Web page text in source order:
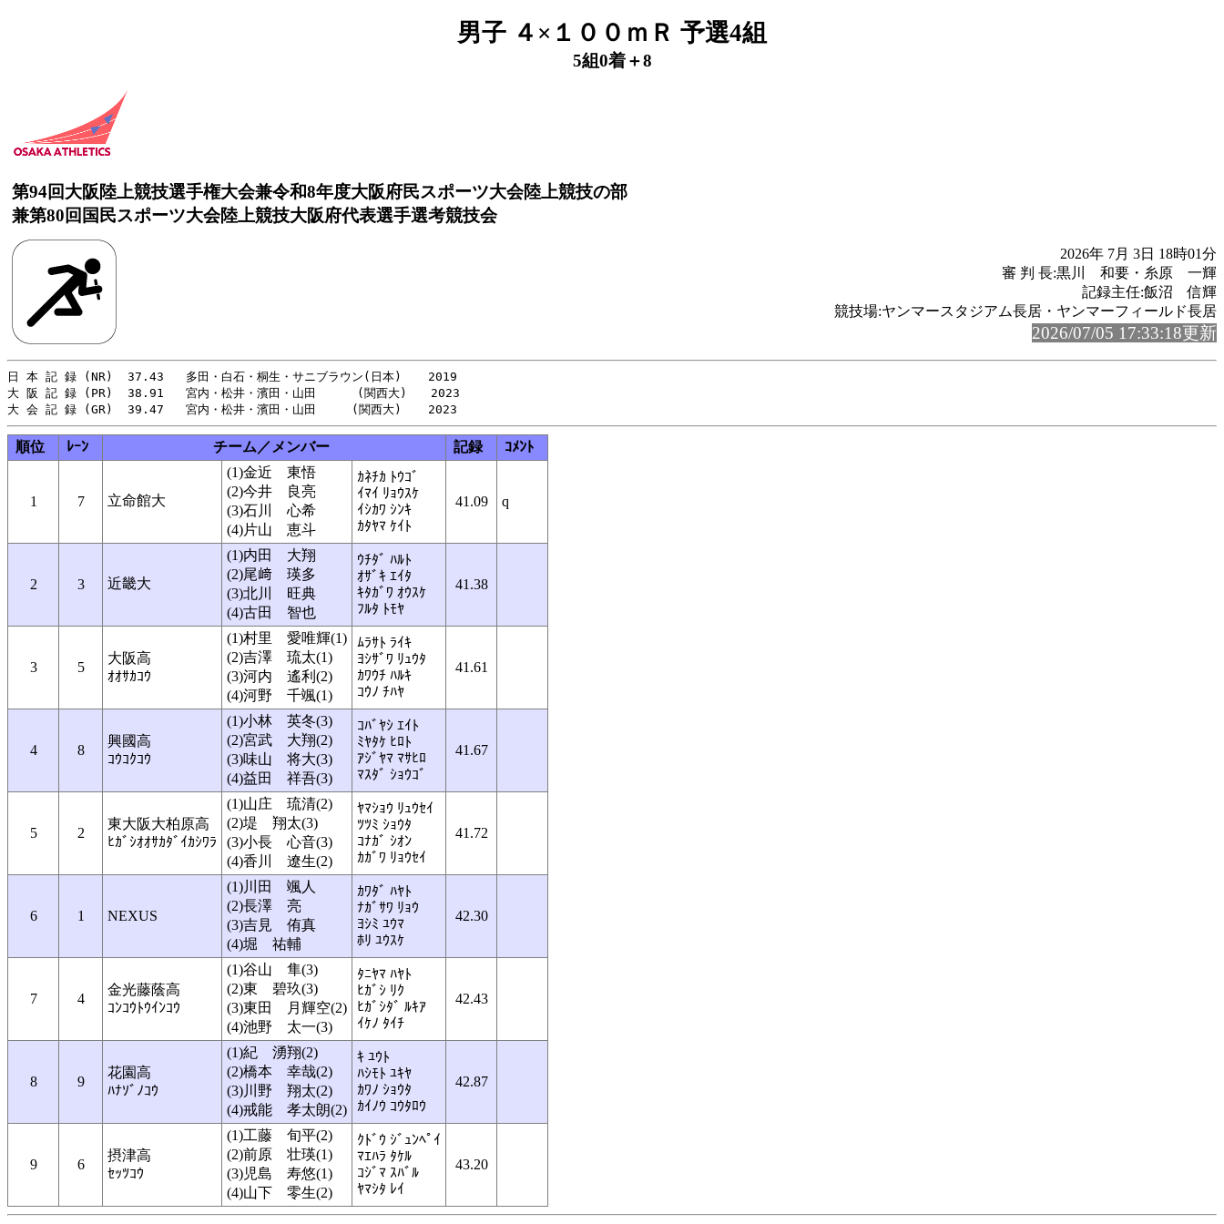
男子 ４×１００ｍＲ 予選4組
5組0着＋8
第94回大阪陸上競技選手権大会兼令和8年度大阪府民スポーツ大会陸上競技の部
兼第80回国民スポーツ大会陸上競技大阪府代表選手選考競技会
2026年 7月 3日 18時01分
審 判 長:黒川 和要・糸原 一輝
記録主任:飯沼 信輝
競技場:ヤンマースタジアム長居・ヤンマーフィールド長居
2026/07/05 17:33:18更新
日 本 記 録 (NR)  37.43   多田・白石・桐生・サニブラウン(日本)  　2019
大 阪 記 録 (PR)  38.91   宮内・松井・濱田・山田　    (関西大)　　2023
順位 ﾚｰﾝ チーム／メンバー 記録 ｺﾒﾝﾄ
1 7 立命館大
(1)金近 東悟
(2)今井 良亮
(3)石川 心希
(4)片山 恵斗
ｶﾈﾁｶ ﾄｳｺﾞ
ｲﾏｲ ﾘｮｳｽｹ
ｲｼｶﾜ ｼﾝｷ
ｶﾀﾔﾏ ｹｲﾄ
41.09 q
2 3 近畿大
(1)内田 大翔
(2)尾﨑 瑛多
(3)北川 旺典
(4)古田 智也
ｳﾁﾀﾞ ﾊﾙﾄ
ｵｻﾞｷ ｴｲﾀ
ｷﾀｶﾞﾜ ｵｳｽｹ
ﾌﾙﾀ ﾄﾓﾔ
41.38
3 5
大阪高
ｵｵｻｶｺｳ
(1)村里 愛唯輝(1)
(2)吉澤 琉太(1)
(3)河内 遙利(2)
(4)河野 千颯(1)
ﾑﾗｻﾄ ﾗｲｷ
ﾖｼｻﾞﾜ ﾘｭｳﾀ
ｶﾜｳﾁ ﾊﾙｷ
ｺｳﾉ ﾁﾊﾔ
41.61
4 8
興國高
ｺｳｺｸｺｳ
(1)小林 英冬(3)
(2)宮武 大翔(2)
(3)味山 将大(3)
(4)益田 祥吾(3)
ｺﾊﾞﾔｼ ｴｲﾄ
ﾐﾔﾀｹ ﾋﾛﾄ
ｱｼﾞﾔﾏ ﾏｻﾋﾛ
ﾏｽﾀﾞ ｼｮｳｺﾞ
41.67
5 2
東大阪大柏原高
ﾋｶﾞｼｵｵｻｶﾀﾞｲｶｼﾜﾗ
(1)山庄 琉清(2)
(2)堤 翔太(3)
(3)小長 心音(3)
(4)香川 遼生(2)
ﾔﾏｼｮｳ ﾘｭｳｾｲ
ﾂﾂﾐ ｼｮｳﾀ
ｺﾅｶﾞ ｼｵﾝ
ｶｶﾞﾜ ﾘｮｳｾｲ
41.72
6 1 NEXUS
(1)川田 颯人
(2)長澤 亮
(3)吉見 侑真
(4)堀 祐輔
ｶﾜﾀﾞ ﾊﾔﾄ
ﾅｶﾞｻﾜ ﾘｮｳ
ﾖｼﾐ ﾕｳﾏ
ﾎﾘ ﾕｳｽｹ
42.30
7 4
金光藤蔭高
ｺﾝｺｳﾄｳｲﾝｺｳ
(1)谷山 隼(3)
(2)東 碧玖(3)
(3)東田 月輝空(2)
(4)池野 太一(3)
ﾀﾆﾔﾏ ﾊﾔﾄ
ﾋｶﾞｼ ﾘｸ
ﾋｶﾞｼﾀﾞ ﾙｷｱ
ｲｹﾉ ﾀｲﾁ
42.43
8 9
花園高
ﾊﾅｿﾞﾉｺｳ
(1)紀 湧翔(2)
(2)橋本 幸哉(2)
(3)川野 翔太(2)
(4)戒能 孝太朗(2)
ｷ ﾕｳﾄ
ﾊｼﾓﾄ ﾕｷﾔ
ｶﾜﾉ ｼｮｳﾀ
ｶｲﾉｳ ｺｳﾀﾛｳ
42.87
9 6
摂津高
ｾｯﾂｺｳ
(1)工藤 旬平(2)
(2)前原 壮瑛(1)
(3)児島 寿悠(1)
(4)山下 零生(2)
ｸﾄﾞｳ ｼﾞｭﾝﾍﾟｲ
ﾏｴﾊﾗ ﾀｹﾙ
ｺｼﾞﾏ ｽﾊﾞﾙ
ﾔﾏｼﾀ ﾚｲ
43.20